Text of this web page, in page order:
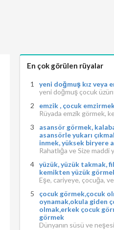
En çok görülen rüyalar
yeni doğmuş kız veya
yeni doğmuş çocuk
emzik , çocuk
Rüyada emzik görmek,
asansör görmek,
asansörle yukarı
inmek, yüksek biryere
Rahatlığa ve Size maddi
yüzük, yüzük takmak,
kemikten yüzük
Eşe, cariyeye, çocuğa,
çocuk görmek,çocuk
oynamak,okula giden
olmak,erkek çocuk
görmek
Dünyanın süsü ve